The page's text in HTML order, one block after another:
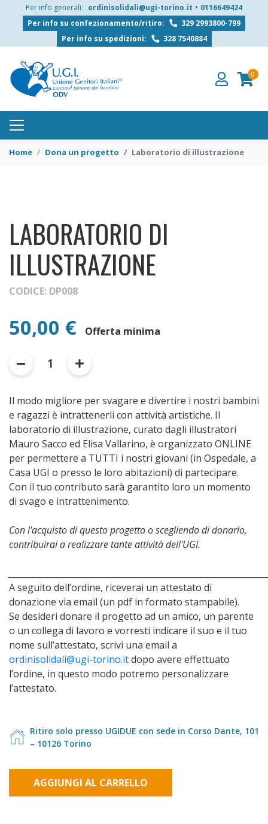
Per info generali: ordinisolidali@ugi-torino.it • 0116649424
Per info su confezionamento/ritiro:
329 2993800-799
Per info su spedizioni:
328 7540884
0
Home Dona un progetto Laboratorio di illustrazione
LABORATORIO DI
ILLUSTRAZIONE
CODICE: DP008
50,00 € Offerta minima
1
Il modo migliore per svagare e divertire i nostri bambini
e ragazzi è intrattenerli con attività artistiche. Il
laboratorio di illustrazione, curato dagli illustratori
Mauro Sacco ed Elisa Vallarino, è organizzato ONLINE
per permettere a TUTTI i nostri giovani (in Ospedale, a
Casa UGI o presso le loro abitazioni) di partecipare.
Con il tuo contributo sarà garantito loro un momento
di svago e intrattenimento.
Con l'acquisto di questo progetto o scegliendo di donarlo,
contribuirai a realizzare tante attività dell'UGI.
A seguito dell’ordine, riceverai un attestato di
donazione via email (un pdf in formato stampabile).
Se desideri donare il progetto ad un amico, un parente
o un collega di lavoro e vorresti indicare il suo e il tuo
nome sull’attestato, scrivi una email a
ordinisolidali@ugi-torino.itdopo avere effettuato
l’ordine, in questo modo potremo personalizzare
l’attestato.
Ritiro solo presso UGIDUE con sede in Corso Dante, 101
– 10126 Torino
AGGIUNGI AL CARRELLO